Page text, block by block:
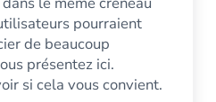
pourraient
de beaucoup
présentez ici.
si cela vous convient.